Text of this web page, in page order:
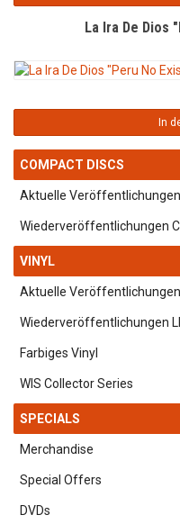
La Ira De Dios
In
COMPACT DISCS
Aktuelle Veröffentlichungen
Wiederveröffentlichungen
VINYL
Aktuelle
Wiederveröffentlichungen
Farbiges Vinyl
WIS Collector Series
SPECIALS
Merchandise
Special Offers
DVDs